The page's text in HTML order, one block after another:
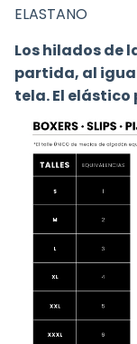
ELASTANO
Los hilados de
partida, al
tela. El